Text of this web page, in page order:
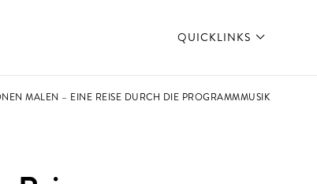
QUICKLINKS
MALEN – EINE REISE DURCH DIE PROGRAMMMUSIK